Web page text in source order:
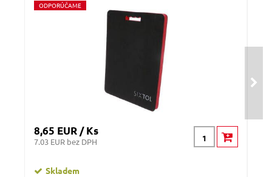
ODPORÚČAME
8,65 EUR / Ks
7.03 EUR bez DPH
Skladem